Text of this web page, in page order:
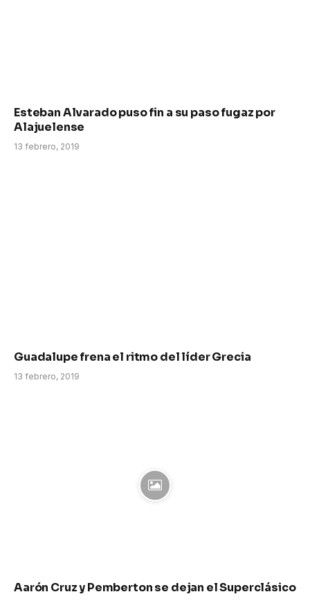
Esteban Alvarado puso fin a su paso fugaz por
Alajuelense
13 febrero, 2019
Guadalupe frena el ritmo del líder Grecia
13 febrero, 2019
Aarón Cruz y Pemberton se dejan el Superclásico